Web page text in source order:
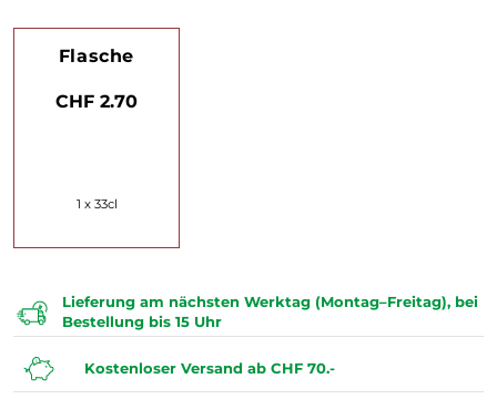
Flasche
CHF 2.70
1 x 33cl
Lieferung am nächsten Werktag (Montag–Freitag), bei
Bestellung bis 15 Uhr
Kostenloser Versand ab CHF 70.-